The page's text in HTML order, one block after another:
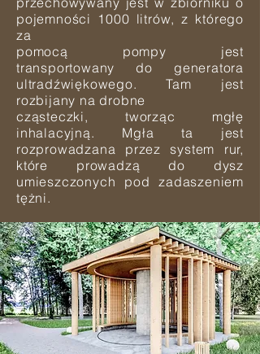
pojemności 1000 litrów, z którego
za
pomocą pompy jest
transportowany do generatora
ultradźwiękowego. Tam jest
rozbijany na drobne
cząsteczki, tworząc mgłę
inhalacyjną. Mgła ta jest
rozprowadzana przez system rur,
które prowadzą do dysz
umieszczonych pod zadaszeniem
tężni.